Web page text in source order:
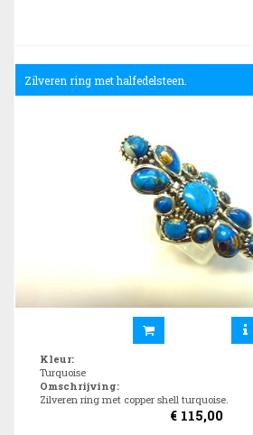
Zilveren ring met halfedelsteen.
Kleur:
Turquoise
Omschrijving:
Zilveren ring met copper shell turquoise.
€ 115,00